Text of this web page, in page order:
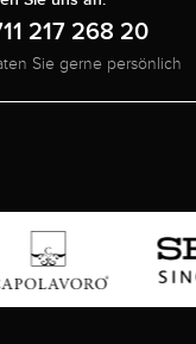
217 268 20
Sie gerne persönlich